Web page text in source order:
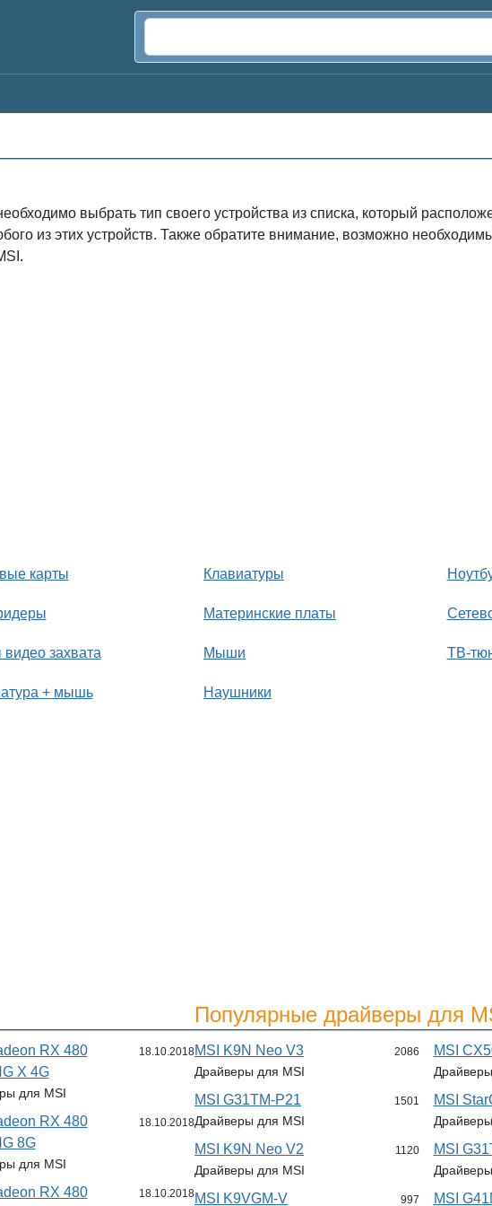
выбрать тип своего устройства из списка, который
из этих устройств. Также обратите внимание, возможно
карты
видео захвата
+ мышь
Клавиатуры
Материнские платы
Мыши
Наушники
ТВ-
RX 480
X 4G
18.10.2018
для MSI
RX 480
8G
18.10.2018
для MSI
RX 480 18.10.2018
Популярные драйверы для
MSI K9N Neo V3 2086
Драйверы для MSI
MSI G31TM-P21 1501
Драйверы для MSI
MSI K9N Neo V2 1120
Драйверы для MSI
MSI K9VGM-V 997
MSI
MSI
MSI
MSI